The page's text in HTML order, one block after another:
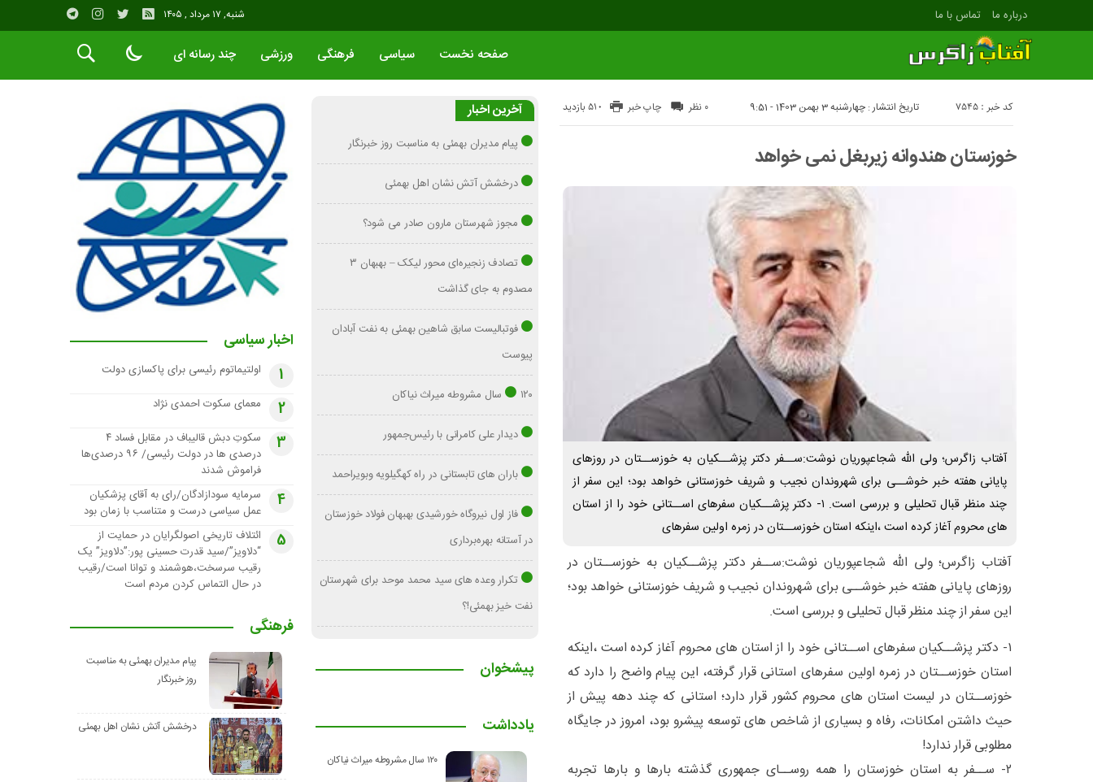
درباره ما تماس با ما شنبه, ۱۷ مرداد , ۱۴۰۵
صفحه نخست سیاسی فرهنگی ورزشی چند رسانه ای
تاریخ انتشار : چهارشنبه 3 بهمن 1403 - 9:51 510 بازدید کد خبر : 7545 چاپ خبر ۰ نظر
خوزستان هندوانه زیربغل نمی خواهد
آفتاب زاگرس؛ ولی الله شجاعپوریان نوشت:ســفر دکتر پزشــکیان به خوزســتان در روزهای
پایانی هفته خبر خوشــی برای شهروندان نجیب و شریف خوزستانی خواهد بود؛ این سفر از
چند منظر قبال تحلیلی و بررسی است. ۱- دکتر پزشــکیان سفرهای اســتانی خود را از استان
های محروم آغاز کرده است ،اینکه استان خوزســتان در زمره اولین سفرهای
آفتاب زاگرس؛ ولی الله شجاعپوریان نوشت:ســفر دکتر پزشــکیان به خوزســتان در
روزهای پایانی هفته خبر خوشــی برای شهروندان نجیب و شریف خوزستانی خواهد بود؛
این سفر از چند منظر قبال تحلیلی و بررسی است.
۱- دکتر پزشــکیان سفرهای اســتانی خود را از استان های محروم آغاز کرده است ،اینکه
استان خوزســتان در زمره اولین سفرهای استانی قرار گرفته، این پیام واضح را دارد که
خوزســتان در لیست استان های محروم کشور قرار دارد؛ استانی که چند دهه پیش از
حیث داشتن امکانات، رفاه و بسیاری از شاخص های توسعه پیشرو بود، امروز در جایگاه
مطلوبی قرار ندارد!
۲- ســفر به استان خوزستان را همه روســای جمهوری گذشته بارها و بارها تجربه
آخرین اخبار
پیام مدیران بهمئی به مناسبت روز خبرنگار
درخشش آتش نشان اهل بهمئی
مجوز شهرستان مارون صادر می شود؟
تصادف زنجیره‌ای محور لیکک – بهبهان ۳
مصدوم به جای گذاشت
فوتبالیست سابق شاهین بهمئی به نفت آبادان
پیوست
۱۲۰ سال مشروطه میراث نیاکان
دیدار علی کامرانی با رئیس‌جمهور
باران های تابستانی در راه کهگیلویه وبویراحمد
فاز اول نیروگاه خورشیدی بهبهان فولاد خوزستان
در آستانه بهره‌برداری
تکرار وعده های سید محمد موحد برای شهرستان
نفت خیز بهمئی!؟
پیشخوان
یادداشت
۱۲۰ سال مشروطه میراث نیاکان
فرهنگی
پیام مدیران بهمئی به مناسبت
روز خبرنگار
درخشش آتش نشان اهل بهمئی
اخبار سیاسی
1 اولتیماتوم رئیسی برای پاکسازی دولت
2 معمای سکوت احمدی نژاد
3
سکوتِ دبش قالیباف در مقابل فساد ۴
درصدی ها در دولت رئیسی/ ۹۶ درصدی‌ها
فراموش شدند
4
سرمایه سودازادگان/رای به آقای پزشکیان
عمل سیاسی درست و متناسب با زمان بود
5
ائتلاف تاریخی اصولگرایان در حمایت از
“دلاویز”/سید قدرت حسینی پور:”دلاویز” یک
رقیب سرسخت،هوشمند و توانا است/رقیب
در حال التماس کردن مردم است